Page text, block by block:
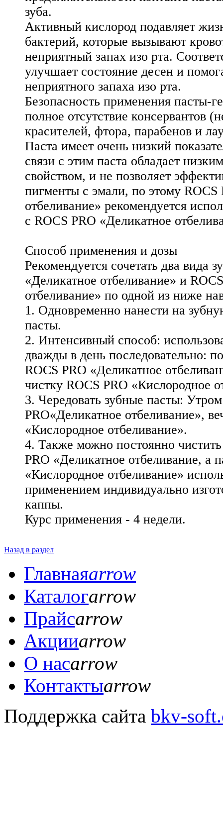
зуба.
Активный кислород подавляет
бактерий, которые вызывают
неприятный запах изо рта.
улучшает состояние десен и
неприятного запаха изо рта.
Безопасность применения пасты-
полное отсутствие консервантов
красителей, фтора, парабенов и
Паста имеет очень низкий
связи с этим паста обладает
свойством, и не позволяет
пигменты с эмали, по этому ROCS
отбеливание» рекомендуется
с ROCS PRO «Деликатное
Способ применения и дозы
Рекомендуется сочетать два вида
«Деликатное отбеливание» и
отбеливание» по одной из ниже
1. Одновременно нанести на
пасты.
2. Интенсивный способ:
дважды в день последовательно:
ROCS PRO «Деликатное
чистку ROCS PRO «Кислородное
3. Чередовать зубные пасты:
PRO«Деликатное отбеливание»,
«Кислородное отбеливание».
4. Также можно постоянно
PRO «Деликатное отбеливание, а
«Кислородное отбеливание»
применением индивидуально
каппы.
Курс применения - 4 недели.
Назад в раздел
Главнаяarrow
Каталогarrow
Прайсarrow
Акцииarrow
О насarrow
Контактыarrow
Поддержка сайта bkv-